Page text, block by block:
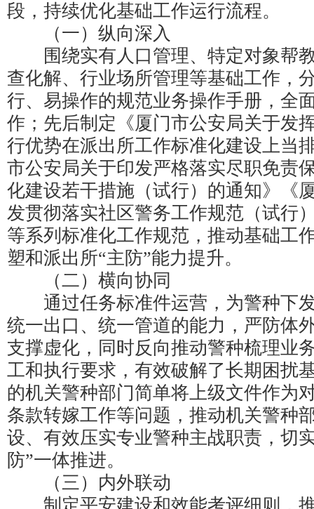
段，持续优化基础工作运行流程。
（一）纵向深入
围绕实有人口管理、特定对象帮
查化解、行业场所管理等基础工作，
行、易操作的规范业务操作手册，全
作；先后制定《厦门市公安局关于发
行优势在派出所工作标准化建设上当
市公安局关于印发严格落实尽职免责
化建设若干措施（试行）的通知》《
发贯彻落实社区警务工作规范（试行
等系列标准化工作规范，推动基础工
塑和派出所“主防”能力提升。
（二）横向协同
通过任务标准件运营，为警种下
统一出口、统一管道的能力，严防体
支撑虚化，同时反向推动警种梳理业
工和执行要求，有效破解了长期困扰
的机关警种部门简单将上级文件作为
条款转嫁工作等问题，推动机关警种
设、有效压实专业警种主战职责，切
防”一体推进。
（三）内外联动